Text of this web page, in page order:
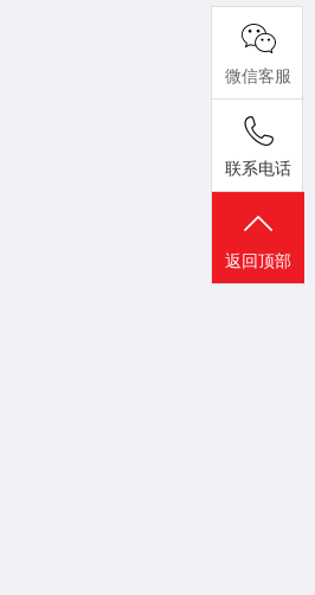
微信客服
联系电话
返回顶部